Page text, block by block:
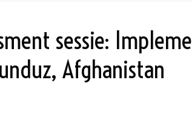
sessie:
Afghanistan